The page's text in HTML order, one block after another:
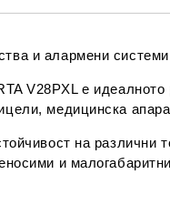
и алармени системи
V28PXLе
медицинска
на различни
и